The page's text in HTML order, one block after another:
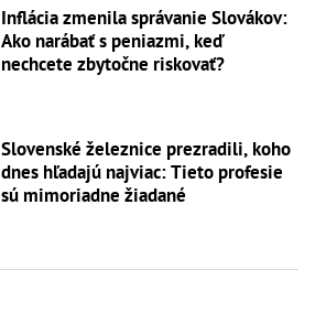
Inflácia zmenila správanie Slovákov:
Ako narábať s peniazmi, keď
nechcete zbytočne riskovať?
Slovenské železnice prezradili, koho
dnes hľadajú najviac: Tieto profesie
sú mimoriadne žiadané